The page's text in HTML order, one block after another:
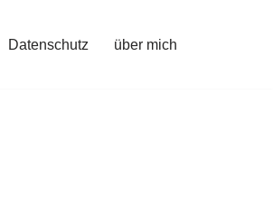
Datenschutz über mich